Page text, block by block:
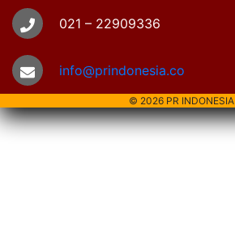
021 – 22909336
info@prindonesia.co
© 2026 PR INDONESIA